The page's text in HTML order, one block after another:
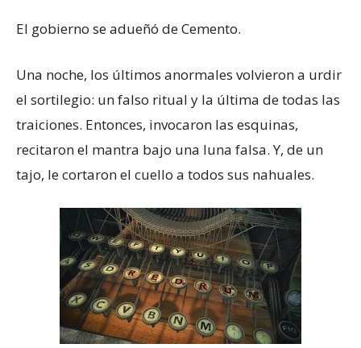
El gobierno se adueñó de Cemento.
Una noche, los últimos anormales volvieron a urdir
el sortilegio: un falso ritual y la última de todas las
traiciones. Entonces, invocaron las esquinas,
recitaron el mantra bajo una luna falsa. Y, de un
tajo, le cortaron el cuello a todos sus nahuales.